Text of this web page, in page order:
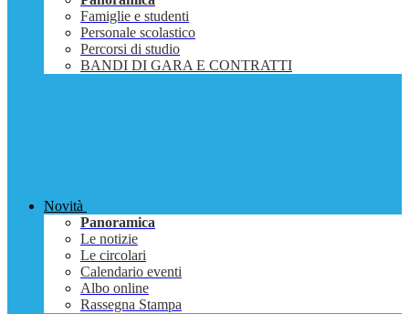
Famiglie e studenti
Personale scolastico
Percorsi di studio
BANDI DI GARA E CONTRATTI
Novità
Panoramica
Le notizie
Le circolari
Calendario eventi
Albo online
Rassegna Stampa